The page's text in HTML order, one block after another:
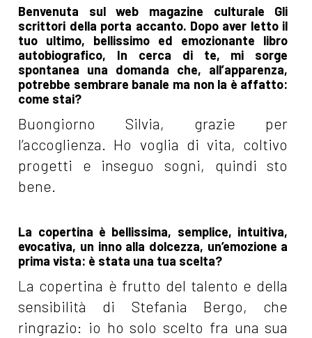
Benvenuta sul web magazine culturale Gli
scrittori della porta accanto. Dopo aver letto il
tuo ultimo, bellissimo ed emozionante libro
autobiografico, In cerca di te, mi sorge
spontanea una domanda che, all’apparenza,
potrebbe sembrare banale ma non la è affatto:
come stai?
Buongiorno Silvia, grazie per
l’accoglienza. Ho voglia di vita, coltivo
progetti e inseguo sogni, quindi sto
bene.
La copertina è bellissima, semplice, intuitiva,
evocativa, un inno alla dolcezza, un’emozione a
prima vista: è stata una tua scelta?
La copertina è frutto del talento e della
sensibilità di Stefania Bergo, che
ringrazio: io ho solo scelto fra una sua